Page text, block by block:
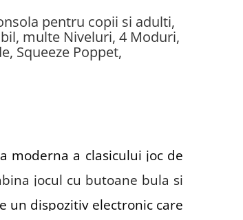
pentru copii si adulti,
multe Niveluri, 4 Moduri,
Squeeze Poppet,
moderna a clasicului joc de
jocul cu butoane bula si
un dispozitiv electronic care